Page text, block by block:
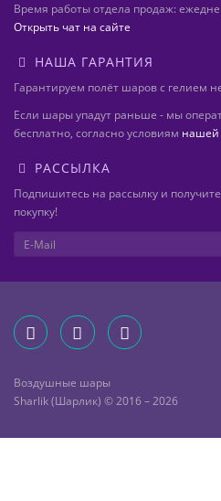
Время работы отдела продаж:
Открыть чат на сайте
НАША ГАРАНТИЯ
Гарантируем полёт шаров с гелием
Если шары упадут раньше - мы
бесплатно, согласно условиям нашей
РАССЫЛКА
Подпишитесь на рассылку и
покупку!
Воздушные шары
Sharlik (Шарлик) © 2016 – 2026